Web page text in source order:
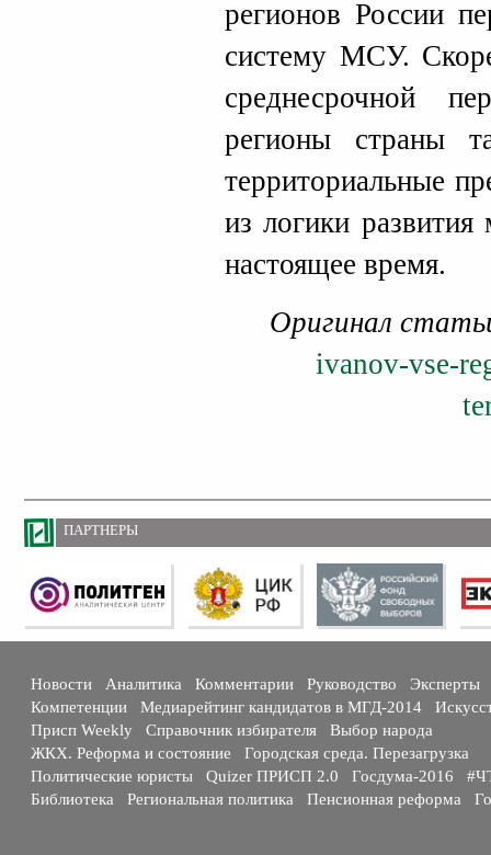
регионов России
систему МСУ.
среднесрочной
регионы страны
территориальные
из логики развития
настоящее время.
Оригинал
ivanov-vse-
ПАРТНЕРЫ
Новости Аналитика Комментарии Руководство
Эксперты
Компетенции
Медиарейтинг кандидатов в МГД-2014
Присп Weekly
Справочник избирателя
Выбор народа
ЖКХ. Реформа и состояние
Городская среда. Перезагрузка
Политические юристы
Quizer ПРИСП 2.0 Госдума-2016
Библиотека
Региональная политика Пенсионная реформа